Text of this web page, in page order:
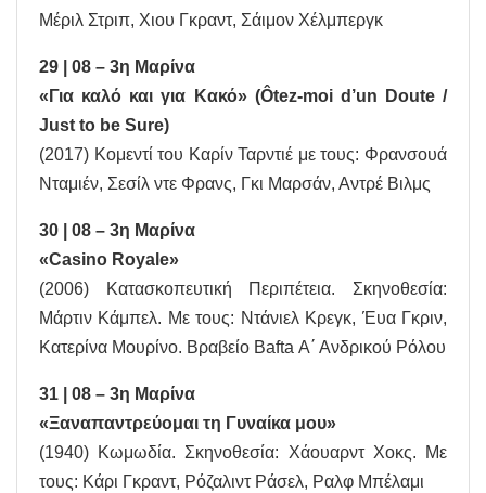
Μέριλ Στριπ, Χιου Γκραντ, Σάιμον Χέλμπεργκ
29 | 08 – 3η Μαρίνα
«Για καλό και για Κακό» (Ôtez-moi d’un Doute /
Just to be Sure)
(2017) Κομεντί του Καρίν Ταρντιέ με τους: Φρανσουά
Νταμιέν, Σεσίλ ντε Φρανς, Γκι Μαρσάν, Αντρέ Βιλμς
30 | 08 – 3η Μαρίνα
«Casino Royale»
(2006) Κατασκοπευτική Περιπέτεια. Σκηνοθεσία:
Μάρτιν Κάμπελ. Με τους: Ντάνιελ Κρεγκ, Έυα Γκριν,
Κατερίνα Μουρίνο. Βραβείο Bafta Α΄ Ανδρικού Ρόλου
31 | 08 – 3η Μαρίνα
«Ξαναπαντρεύομαι τη Γυναίκα μου»
(1940) Κωμωδία. Σκηνοθεσία: Χάουαρντ Χοκς. Με
τους: Κάρι Γκραντ, Ρόζαλιντ Ράσελ, Ραλφ Μπέλαμι